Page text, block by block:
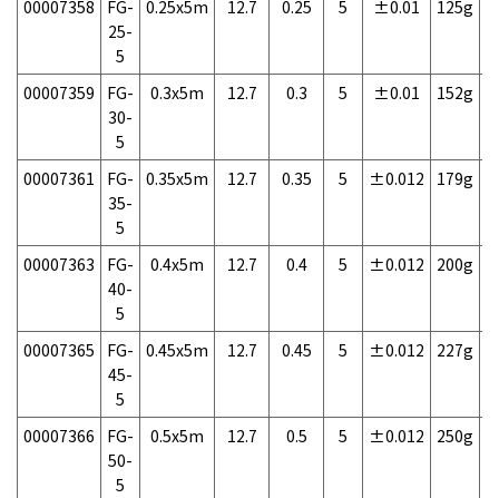
00007358
FG-
25-
5
0.25x5m 12.7 0.25 5 ±0.01 125g
00007359
FG-
30-
5
0.3x5m 12.7 0.3 5 ±0.01 152g
00007361
FG-
35-
5
0.35x5m 12.7 0.35 5 ±0.012 179g
00007363
FG-
40-
5
0.4x5m 12.7 0.4 5 ±0.012 200g
00007365
FG-
45-
5
0.45x5m 12.7 0.45 5 ±0.012 227g
00007366
FG-
50-
5
0.5x5m 12.7 0.5 5 ±0.012 250g